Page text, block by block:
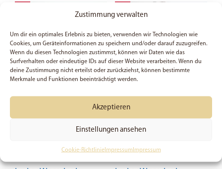
Zustimmung verwalten
Um dir ein optimales Erlebnis zu bieten, verwenden wir Technologien wie
Cookies, um Geräteinformationen zu speichern und/oder darauf zuzugreifen.
Wenn du diesen Technologien zustimmst, können wir Daten wie das
Surfverhalten oder eindeutige IDs auf dieser Website verarbeiten. Wenn du
deine Zustimmung nicht erteilst oder zurückziehst, können bestimmte
Merkmale und Funktionen beeinträchtigt werden.
Akzeptieren
Einstellungen ansehen
Cookie-RichtlinieImpressum Impressum
Poster (A3) – thankful
(Du sparst 30%)
Poster (A3) – Trost,
Hoffnung, Freude
Preis:9,49€(Du sparst 30%)